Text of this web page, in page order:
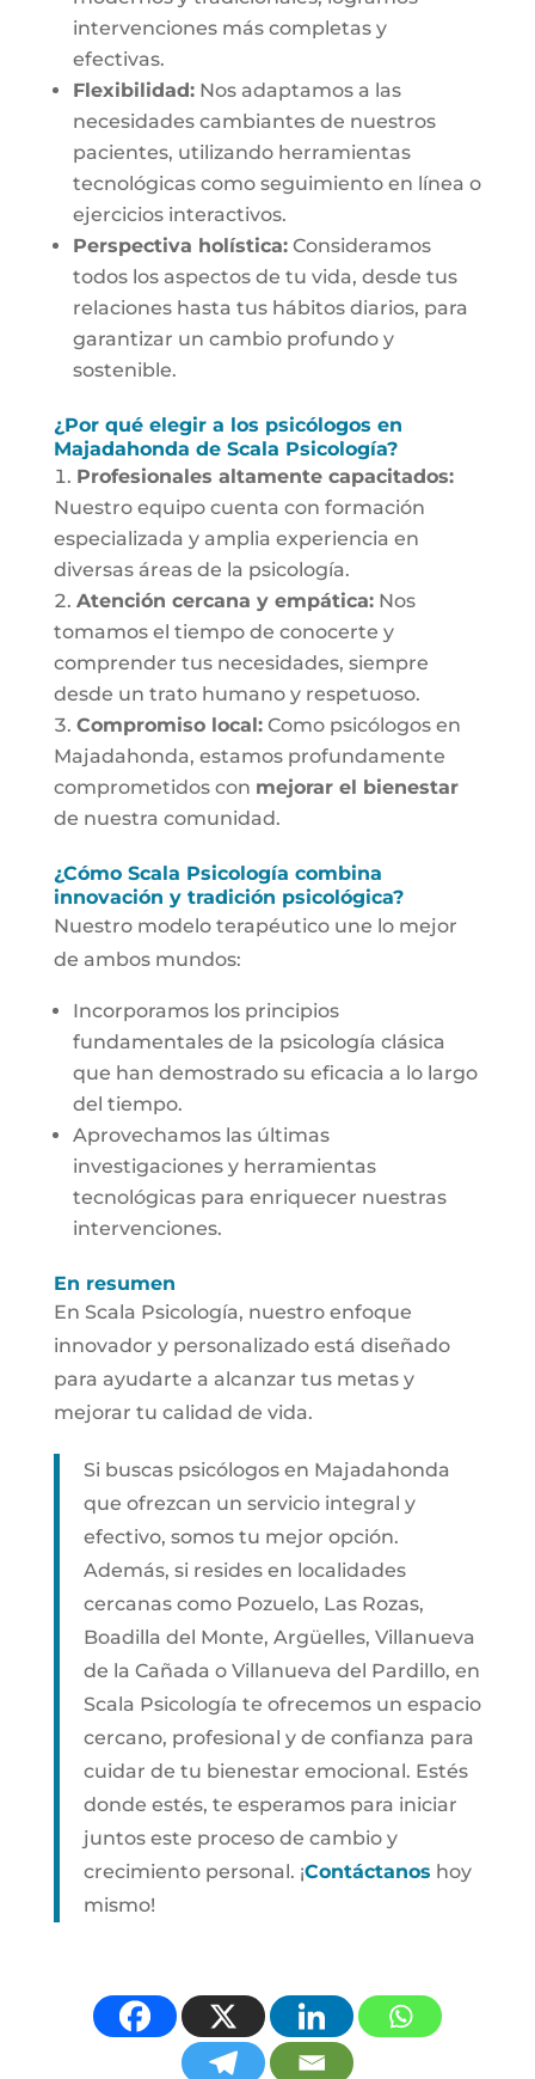
intervenciones más completas y
efectivas.
Flexibilidad:Nos adaptamos a las
necesidades cambiantes de nuestros
pacientes, utilizando herramientas
tecnológicas como seguimiento en línea o
ejercicios interactivos.
Perspectiva holística:Consideramos
todos los aspectos de tu vida, desde tus
relaciones hasta tus hábitos diarios, para
garantizar un cambio profundo y
sostenible.
¿Por qué elegir a los psicólogos en
Majadahonda de Scala Psicología?
Profesionales altamente capacitados:
Nuestro equipo cuenta con formación
especializada y amplia experiencia en
diversas áreas de la psicología.
Atención cercana y empática:Nos
tomamos el tiempo de conocerte y
comprender tus necesidades, siempre
desde un trato humano y respetuoso.
Compromiso local:Como psicólogos en
Majadahonda, estamos profundamente
comprometidos con mejorar el bienestar
de nuestra comunidad.
¿Cómo Scala Psicología combina
innovación y tradición psicológica?
Nuestro modelo terapéutico une lo mejor
de ambos mundos:
Incorporamos los principios
fundamentales de la psicología clásica
que han demostrado su eficacia a lo largo
del tiempo.
Aprovechamos las últimas
investigaciones y herramientas
tecnológicas para enriquecer nuestras
intervenciones.
En resumen
En Scala Psicología, nuestro enfoque
innovador y personalizado está diseñado
para ayudarte a alcanzar tus metas y
mejorar tu calidad de vida.
Si buscas psicólogos en Majadahonda
que ofrezcan un servicio integral y
efectivo, somos tu mejor opción.
Además, si resides en localidades
cercanas como Pozuelo, Las Rozas,
Boadilla del Monte, Argüelles, Villanueva
de la Cañada o Villanueva del Pardillo, en
Scala Psicología te ofrecemos un espacio
cercano, profesional y de confianza para
cuidar de tu bienestar emocional. Estés
donde estés, te esperamos para iniciar
juntos este proceso de cambio y
crecimiento personal. ¡Contáctanos hoy
mismo!